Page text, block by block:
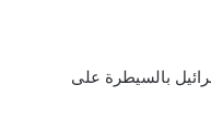
بالسيطرة على